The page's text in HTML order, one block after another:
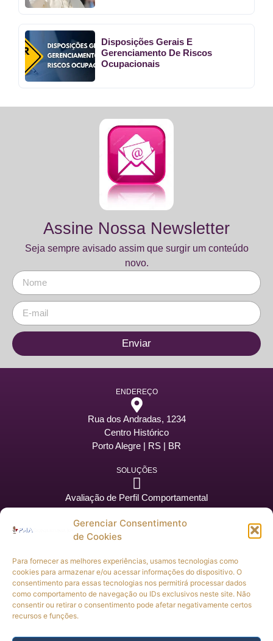
Gerenciar Consentimento
de Cookies
Para fornecer as melhores experiências, usamos tecnologias como
cookies para armazenar e/ou acessar informações do dispositivo. O
consentimento para essas tecnologias nos permitirá processar dados
como comportamento de navegação ou IDs exclusivos neste site. Não
consentir ou retirar o consentimento pode afetar negativamente certos
recursos e funções.
Disposições Gerais E
Gerenciamento De Riscos
Ocupacionais
Assine Nossa Newsletter
Seja sempre avisado assim que surgir um conteúdo
novo.
Enviar
ENDEREÇO
Rua dos Andradas, 1234
Centro Histórico
Porto Alegre | RS | BR
SOLUÇÕES
Avaliação de Perfil Comportamental
Mentoria de Carreira
Mentoria Educacional
Recrutamento e Seleção
CONTATOS
Contato: (51)99497-3187
E-mail: pma@pmaconsultoriarh.com.br